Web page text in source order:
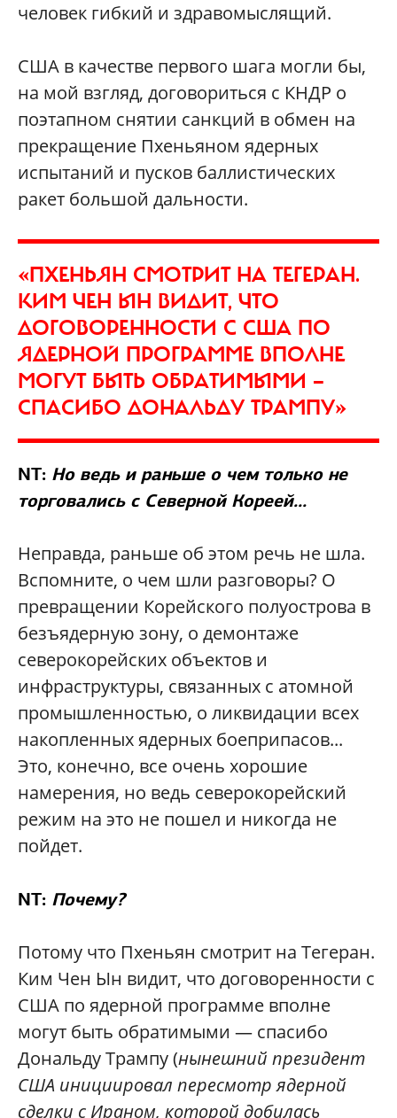
человек гибкий и здравомыслящий.
США в качестве первого шага могли бы,
на мой взгляд, договориться с КНДР о
поэтапном снятии санкций в обмен на
прекращение Пхеньяном ядерных
испытаний и пусков баллистических
ракет большой дальности.
«ПХЕНЬЯН СМОТРИТ НА ТЕГЕРАН.
КИМ ЧЕН ЫН ВИДИТ, ЧТО
ДОГОВОРЕННОСТИ С США ПО
ЯДЕРНОЙ ПРОГРАММЕ ВПОЛНЕ
МОГУТ БЫТЬ ОБРАТИМЫМИ —
СПАСИБО ДОНАЛЬДУ ТРАМПУ»
NT: Но ведь и раньше о чем только не
торговались с Северной Кореей...
Неправда, раньше об этом речь не шла.
Вспомните, о чем шли разговоры? О
превращении Корейского полуострова в
безъядерную зону, о демонтаже
северокорейских объектов и
инфраструктуры, связанных с атомной
промышленностью, о ликвидации всех
накопленных ядерных боеприпасов...
Это, конечно, все очень хорошие
намерения, но ведь северокорейский
режим на это не пошел и никогда не
пойдет.
NT: Почему?
Потому что Пхеньян смотрит на Тегеран.
Ким Чен Ын видит, что договоренности с
США по ядерной программе вполне
могут быть обратимыми — спасибо
Дональду Трампу (нынешний президент
США инициировал пересмотр ядерной
сделки с Ираном, которой добилась